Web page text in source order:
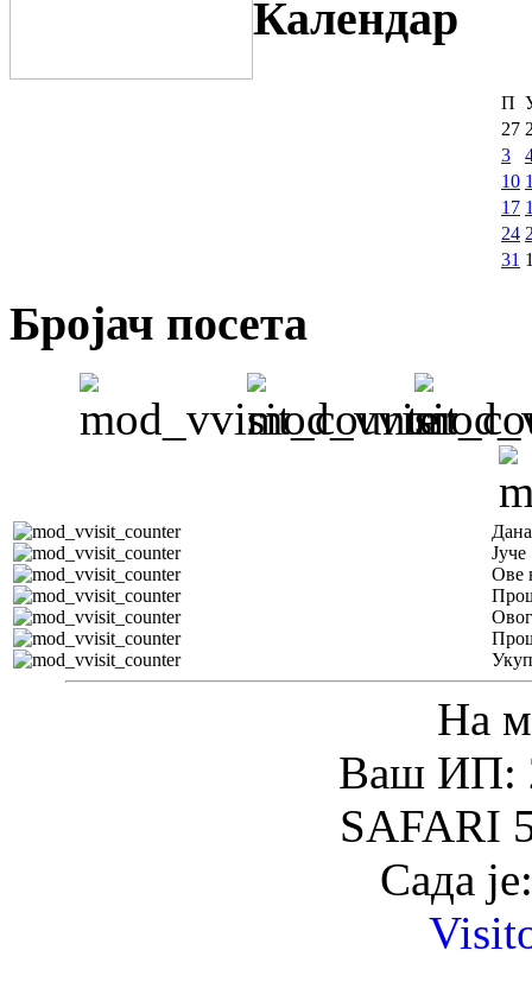
Календар
П
27
3
10
17
24
31
Бројач посета
Јуче
Ове
На
Ваш ИП:
SAFARI
Сада